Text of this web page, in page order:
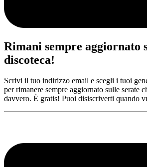
Rimani sempre aggiornato
discoteca!
Scrivi il tuo indirizzo email e scegli i tuoi
per rimanere sempre aggiornato sulle serate
davvero. È gratis! Puoi disiscriverti quando